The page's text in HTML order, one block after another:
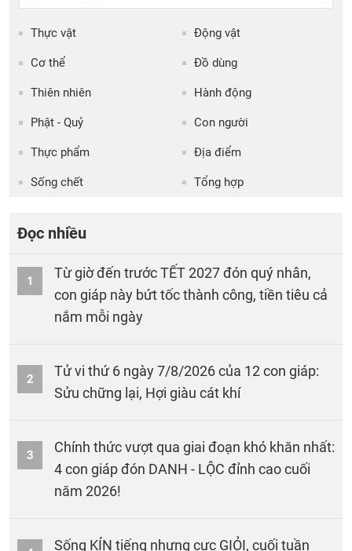
Thực vật Động vật
Cơ thể Đồ dùng
Thiên nhiên Hành động
Phật - Quỷ Con người
Thực phẩm Địa điểm
Sống chết Tổng hợp
Đọc nhiều
1
Từ giờ đến trước TẾT 2027 đón quý nhân,
con giáp này bứt tốc thành công, tiền tiêu cả
nắm mỗi ngày
2
Tử vi thứ 6 ngày 7/8/2026 của 12 con giáp:
Sửu chững lại, Hợi giàu cát khí
3
Chính thức vượt qua giai đoạn khó khăn nhất:
4 con giáp đón DANH - LỘC đỉnh cao cuối
năm 2026!
Sống KÍN tiếng nhưng cực GIỎI, cuối tuần